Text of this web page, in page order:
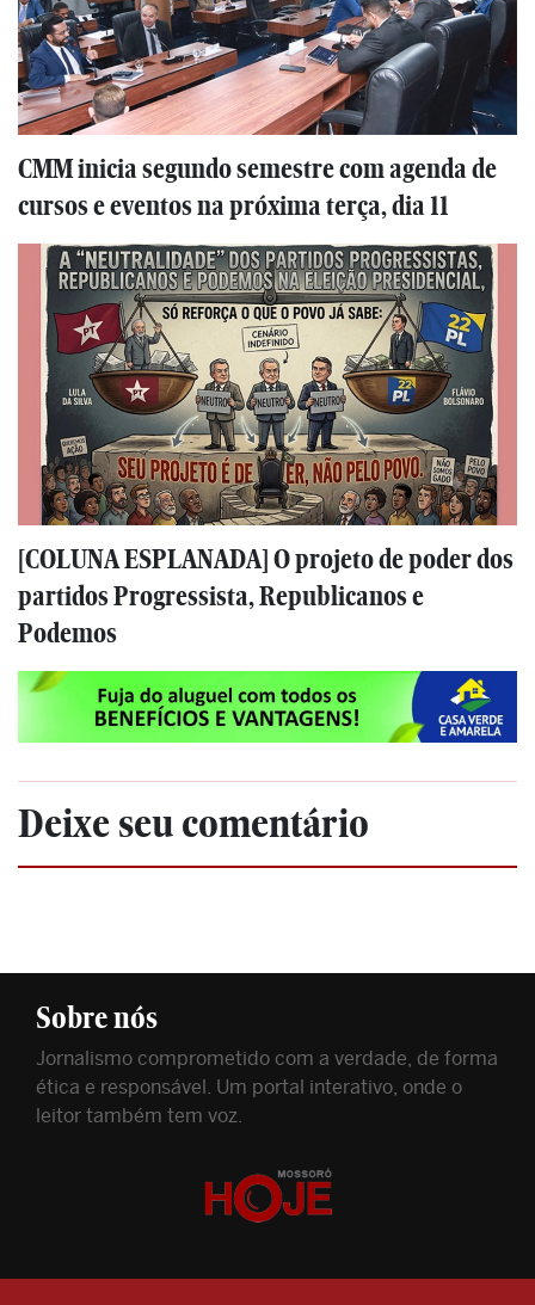
CMM inicia segundo semestre com agenda de
cursos e eventos na próxima terça, dia 11
[COLUNA ESPLANADA] O projeto de poder dos
partidos Progressista, Republicanos e
Podemos
Deixe seu comentário
Sobre nós
Jornalismo comprometido com a verdade, de forma
ética e responsável. Um portal interativo, onde o
leitor também tem voz.